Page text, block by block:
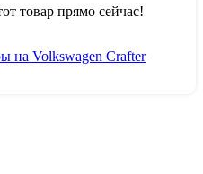
товар прямо сейчас!
на Volkswagen Crafter